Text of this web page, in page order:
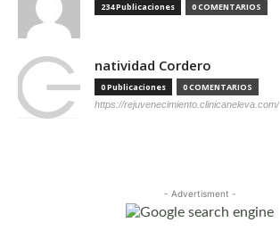
234 Publicaciones 0 COMENTARIOS
natividad Cordero
0 Publicaciones 0 COMENTARIOS
https://rejuvenecimiento.clinicaneleva.com/
- Advertisment -